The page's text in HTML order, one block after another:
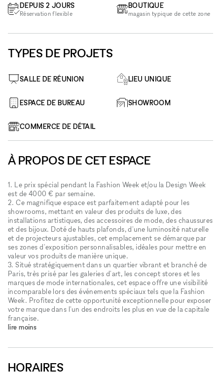
DEPUIS 2 JOURS
Réservation flexible
BOUTIQUE
magasin typique de cette zone
TYPES DE PROJETS
SALLE DE RÉUNION LIEU UNIQUE
ESPACE DE BUREAU SHOWROOM
COMMERCE DE DÉTAIL
À PROPOS DE CET ESPACE
1. Le prix spécial pendant la Fashion Week et/ou la Design Week
est de 4000 € par semaine.
2. Ce magnifique espace est parfaitement adapté pour les
showrooms, mettant en valeur des produits de luxe, des
installations artistiques, des accessoires de mode, des chaussures
et des bijoux. Doté de hauts plafonds, d'une luminosité naturelle
et de projecteurs ajustables, cet emplacement se démarque par
ses zones d'exposition personnalisables, idéales pour mettre en
valeur vos produits de manière unique.
3. Situé stratégiquement dans un quartier vibrant et branché de
Paris, très prisé par les galeries d'art, les concept stores et les
marques de mode internationales, cet espace offre une visibilité
incomparable lors des événements spéciaux tels que la Fashion
Week. Profitez de cette opportunité exceptionnelle pour exposer
votre marque dans l'un des endroits les plus en vue de la capitale
française.
lire moins
HORAIRES